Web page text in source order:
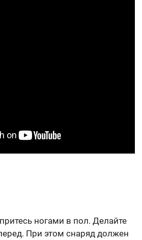
ногами в пол. Делайте
При этом снаряд должен